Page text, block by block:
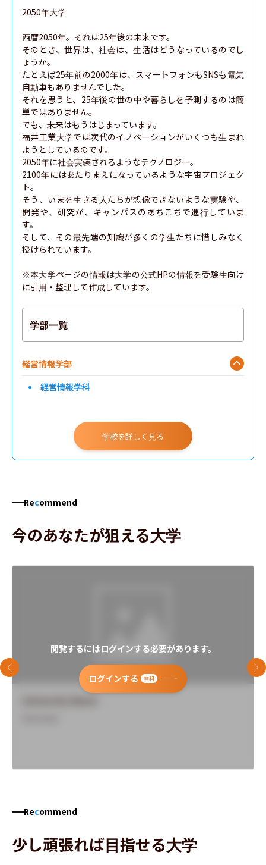
2050年大学
西暦2050年。それは25年後の未来です。
そのとき、世界は、社会は、生活はどうなっているのでし
ょうか。
たとえば25年前の2000年は、スマートフォンもSNSも電気
自動車もありませんでした。
それを思うと、25年後の世の中や暮らしを予測するのは簡
単ではありません。
でも、未来はもうはじまっています。
福井工業大学では次代のイノベーションがいくつも生まれ
ようとしているのです。
2050年に社会実装されるようなテクノロジー。
2100年にはあたりまえになっているような宇宙プロジェク
ト。
そう、いまを生きる人たちが想像できないような実験や、
開発や、研究が、キャンパスのあちこちで進行していま
す。
そして、その最先端の知識が多くの学生たちに惜しみなく
授けられています。
※本大学ページの情報は大学の公式HPの情報を受験生向け
に引用・整理して作成しています。
学部一覧
経営情報学部
経営情報学科
学校を詳しく見る
Recommend
今のあなたが狙える大学
閲覧するにはログインする必要があります。
ログインする 無料
前のスライド 次
Recommend
少し頑張れば目指せる大学